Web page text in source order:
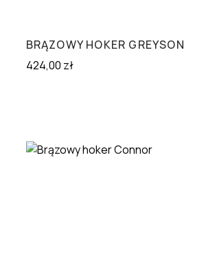
BRĄZOWY HOKER GREYSON
424,00 zł